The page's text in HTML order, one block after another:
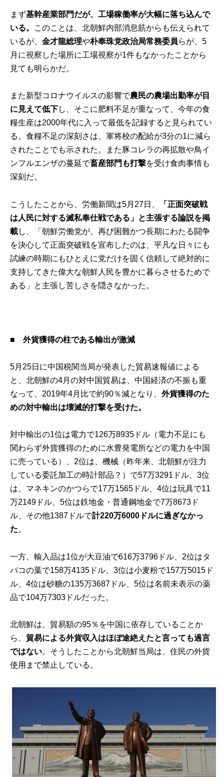
まず基幹産業部門だが、工場稼働率が大幅に落ち込んで
いる。
このことは、北朝鮮内部消息筋からも伝えられて
いるが、金才龍総理や朴奉珠党政治局常務委員らが、5
月に視察した場所に工場視察が1件もなかったことから
見ても明らかだ。
また新型コロナウイルスの影響で農民の農場出勤率が目
に見えて低下し、そこに肥料不足が重なって、今年の食
糧生産は2000年代に入って最低を記録すると見られてい
る。食糧不足の深刻さは、軍将校の配給が3分の1に減ら
されたことでも示された。また豚コレラの再拡散や鳥イ
ンフルエンザの蔓延で畜産部門も打撃を受け食肉事情も
深刻だ。
こうしたことから、労働新聞は5月27日、
「正面突破戦
は人民に対する滅私奉仕戦である」と主張する論説を掲
載し、「朝鮮労働党が、再び困難かつ長期にわたる闘争
を決心して正面突破戦を宣布したのは、平凡な日々にも
試練の時期にもひとえに党だけを固く信頼して絶対的に
支持してきた偉大な朝鮮人民を豊かに暮らさせるためで
ある」と主張し苦しさを隠さなかった。
■ 外貨獲得の柱である輸出が激減
5月25日に中国税関当局が発表した貿易速報値による
と、北朝鮮の4月の対中国貿易は、中国経済の不振も重
なって、2019年4月比で約90％減となり、外貨獲得のた
めの対中輸出は壊滅的打撃を受けた。
対中輸出の1位は電力で126万8935ドル（電力不足にも
関わらず外貨獲得のために水豊発電所などの電力を中国
に売っている）、2位は、機械（昨年来、北朝鮮が注力
している委託加工の時計部品？）で57万3291ドル、3位
は、マネキンのかつらで17万1565ドル、4位は玩具で11
万2149ドル、5位は鉄地金・普通鋼地金で7万8673ド
ル、その他1387ドルで計220万6000ドルに過ぎなかっ
た。
一方、輸入品は1位が大豆油で616万3796ドル、2位はタ
バコの葉で158万4135ドル、3位は小麦粉で157万5015ド
ル、4位は砂糖の135万3687ドル、5位は名前未表示の薬
品で104万7303ドルだった。
北朝鮮は、貿易額の95％を中国に依存していることか
ら、 貿易による外貨収入はほぼ途絶えたと言っても過言
ではない。そうしたことから北朝鮮当局は、住民の外貨
使用まで禁止している。